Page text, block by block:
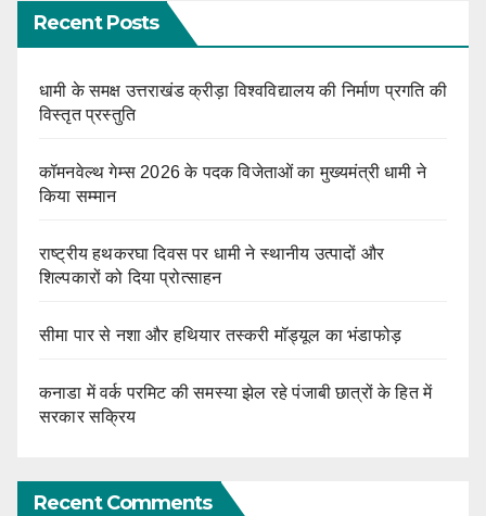
Recent Posts
धामी के समक्ष उत्तराखंड क्रीड़ा विश्वविद्यालय की निर्माण प्रगति की
विस्तृत प्रस्तुति
कॉमनवेल्थ गेम्स 2026 के पदक विजेताओं का मुख्यमंत्री धामी ने
किया सम्मान
राष्ट्रीय हथकरघा दिवस पर धामी ने स्थानीय उत्पादों और
शिल्पकारों को दिया प्रोत्साहन
सीमा पार से नशा और हथियार तस्करी मॉड्यूल का भंडाफोड़
कनाडा में वर्क परमिट की समस्या झेल रहे पंजाबी छात्रों के हित में
सरकार सक्रिय
Recent Comments